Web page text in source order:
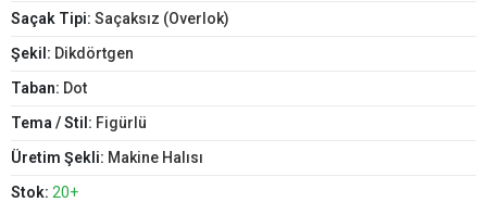
Saçak Tipi: Saçaksız (Overlok)
Şekil: Dikdörtgen
Taban: Dot
Tema / Stil: Figürlü
Üretim Şekli: Makine Halısı
Stok: 20+